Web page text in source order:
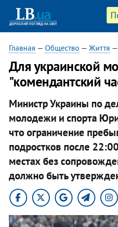
Главная — Общество — Життя —
Для украинской
"комендантский
Министр Украины по
молодежи и спорта
что ограничение
подростков после
местах без
должно быть